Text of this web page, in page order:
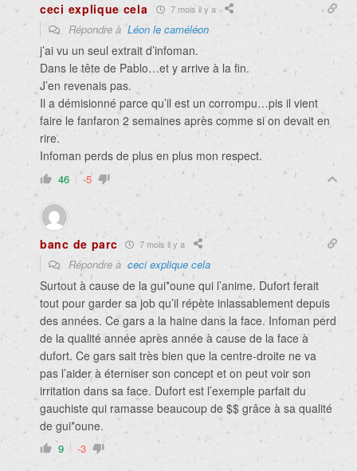
ceci explique cela 7 mois il y a
Répondre àLéon le caméléon
j’ai vu un seul extrait d’infoman.
Dans le tête de Pablo…et y arrive à la fin.
J’en revenais pas.
Il a démisionné parce qu’il est un corrompu…pis il vient
faire le fanfaron 2 semaines après comme si on devait en
rire.
Infoman perds de plus en plus mon respect.
46 -5
banc de parc 7 mois il y a
Répondre à ceci explique cela
Surtout à cause de la gui*oune qui l’anime. Dufort ferait
tout pour garder sa job qu’il répète inlassablement depuis
des années. Ce gars a la haine dans la face. Infoman perd
de la qualité année après année à cause de la face à
dufort. Ce gars sait très bien que la centre-droite ne va
pas l’aider à éterniser son concept et on peut voir son
irritation dans sa face. Dufort est l’exemple parfait du
gauchiste qui ramasse beaucoup de $$ grâce à sa qualité
de gui*oune.
9 -3